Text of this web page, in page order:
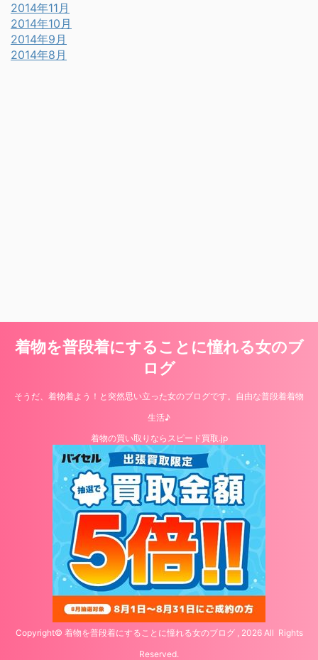
2014年11月
2014年10月
2014年9月
2014年8月
着物を普段着にすることに憧れる女のブ
ログ
そうだ、着物着よう！と突然思い立った女のブログです。自由な普段着着物
生活♪
着物の買い取りならスピード買取.jp
Copyright© 着物を普段着にすることに憧れる女のブログ , 2026 All Rights
Reserved.